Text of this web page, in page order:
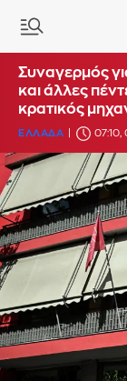
Συναγερμός
και άλλες
κρατικός
ΕΛΛΑΔΑ 07:10,